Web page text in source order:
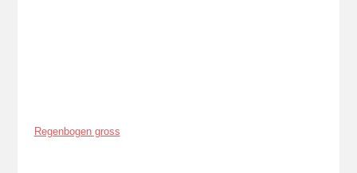
Regenbogen gross